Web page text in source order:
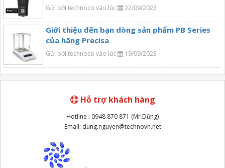
Gửi bởi technoco vào lúc 22/09/2023
Giới thiệu đến bạn dòng sản phẩm PB Series
của hãng Precisa
Gửi bởi technoco vào lúc 19/09/2023
Hỗ trợ khách hàng
Hotline : 0948 870 871 (Mr.Dũng)
Email: dung.nguyen@technovn.net